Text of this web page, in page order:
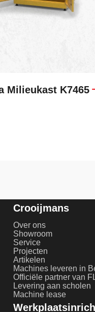
Milieukast K7465
Crooijmans
Over ons
Showroom
Service
Projecten
Artikelen
Machines leveren in
Officiële partner van
Levering aan scholen
Machine lease